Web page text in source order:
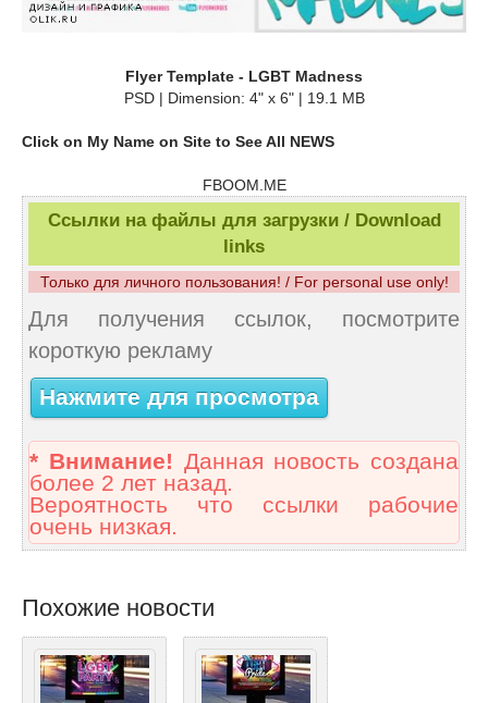
Flyer Template - LGBT Madness
PSD | Dimension: 4" x 6" | 19.1 MB
Click on My Name on Site to See All NEWS
FBOOM.ME
Ссылки на файлы для загрузки / Download
links
Только для личного пользования! / For personal use only!
Для получения ссылок, посмотрите
короткую рекламу
Нажмите для просмотра
* Внимание! Данная новость создана
более 2 лет назад.
Вероятность что ссылки рабочие
очень низкая.
Похожие новости